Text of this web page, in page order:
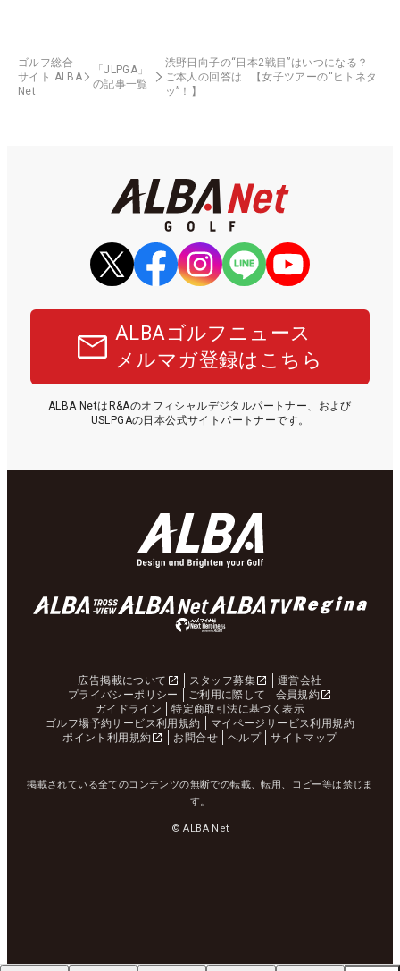
ゴルフ総合
サイト ALBA
Net
「JLPGA」
の記事一覧
渋野日向子の“日本2戦目”はいつになる？
ご本人の回答は…【女子ツアーの“ヒトネタ
ッ”！】
ALBAゴルフニュース
メルマガ登録はこちら
ALBA NetはR&Aのオフィシャルデジタルパートナー、および
USLPGAの日本公式サイトパートナーです。
広告掲載について スタッフ募集
運営会社
プライバシーポリシー
ご利用に際して
会員規約
ガイドライン
特定商取引法に基づく表示
ゴルフ場予約サービス利用規約
マイページサービス利用規約
ポイント利用規約
お問合せ ヘルプ サイトマップ
掲載されている全てのコンテンツの無断での転載、転用、コピー等は禁じま
す。
© ALBA Net